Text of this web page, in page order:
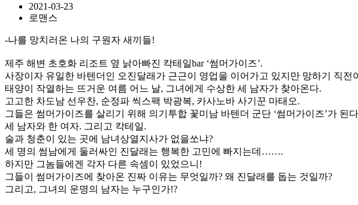
2021-03-23
로맨스
-나를 망치러온 나의 구원자 새끼들!
제주 해변 초호화 리조트 옆 낡아빠진 칵테일bar ‘썸머가이즈’.
사장이자 유일한 바텐더인 오진달래가 근근이 영업을 이어가고 있지만 망하기 직전
태양이 작열하는 뜨거운 여름 어느 날, 그녀에게 수상한 세 남자가 찾아온다.
고고한 차도남 선우찬, 순정파 씩스팩 박광복, 카사노바 사기꾼 마태오.
그들은 썸머가이즈를 살리기 위해 의기투합 꽃미남 바텐더 군단 ‘썸머가이즈’가 된
세 남자와 한 여자. 그리고 칵테일.
술과 청춘이 있는 곳에 남녀상열지사가 없을쏘냐?
세 명의 썸남에게 둘러싸인 진달래는 행복한 고민에 빠지는데…….
하지만 그놈들에겐 각자 다른 속셈이 있었으니!
그들이 썸머가이즈에 찾아온 진짜 이유는 무엇일까? 왜 진달래를 돕는 것일까?
그리고, 그녀의 운명의 남자는 누구인가!?